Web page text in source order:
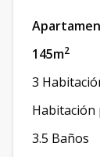
145m2
3
Habitación
3.5 Baños